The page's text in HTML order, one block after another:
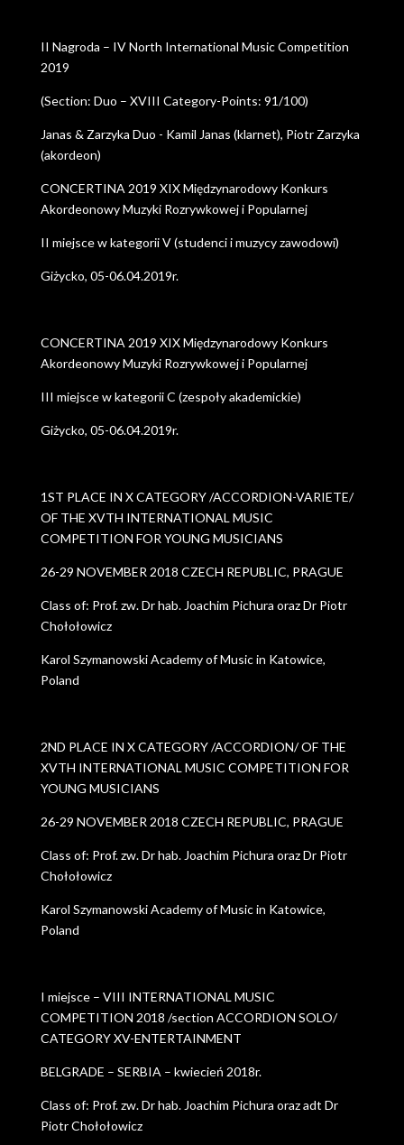
II Nagroda – IV North International Music Competition
2019
(Section: Duo – XVIII Category-Points: 91/100)
Janas & Zarzyka Duo - Kamil Janas (klarnet), Piotr Zarzyka
(akordeon)
CONCERTINA 2019 XIX Międzynarodowy Konkurs
Akordeonowy Muzyki Rozrywkowej i Popularnej
II miejsce w kategorii V (studenci i muzycy zawodowi)
Giżycko, 05-06.04.2019r.
CONCERTINA 2019 XIX Międzynarodowy Konkurs
Akordeonowy Muzyki Rozrywkowej i Popularnej
III miejsce w kategorii C (zespoły akademickie)
Giżycko, 05-06.04.2019r.
1ST PLACE IN X CATEGORY /ACCORDION-VARIETE/
OF THE XVTH INTERNATIONAL MUSIC
COMPETITION FOR YOUNG MUSICIANS
26-29 NOVEMBER 2018 CZECH REPUBLIC, PRAGUE
Class of: Prof. zw. Dr hab. Joachim Pichura oraz Dr Piotr
Chołołowicz
Karol Szymanowski Academy of Music in Katowice,
Poland
2ND PLACE IN X CATEGORY /ACCORDION/ OF THE
XVTH INTERNATIONAL MUSIC COMPETITION FOR
YOUNG MUSICIANS
26-29 NOVEMBER 2018 CZECH REPUBLIC, PRAGUE
Class of: Prof. zw. Dr hab. Joachim Pichura oraz Dr Piotr
Chołołowicz
Karol Szymanowski Academy of Music in Katowice,
Poland
I miejsce – VIII INTERNATIONAL MUSIC
COMPETITION 2018 /section ACCORDION SOLO/
CATEGORY XV-ENTERTAINMENT
BELGRADE – SERBIA – kwiecień 2018r.
Class of: Prof. zw. Dr hab. Joachim Pichura oraz adt Dr
Piotr Chołołowicz